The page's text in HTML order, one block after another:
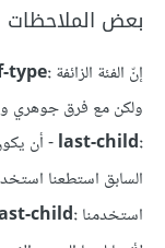
بعض الملاحظات
إنّ الفئة الزائفة:last-of-type
ولكن مع فرق جوهري
:last-child
- أن
السابق استطعنا
استخدمنا:last-child